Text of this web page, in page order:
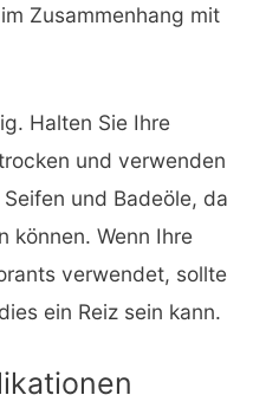
Zusammenhang mit
Halten Sie Ihre
und verwenden
und Badeöle, da
können. Wenn Ihre
verwendet, sollte
ein Reiz sein kann.